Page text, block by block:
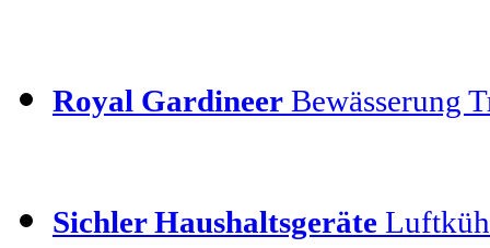
Royal Gardineer Bewässerung
Sichler Haushaltsgeräte